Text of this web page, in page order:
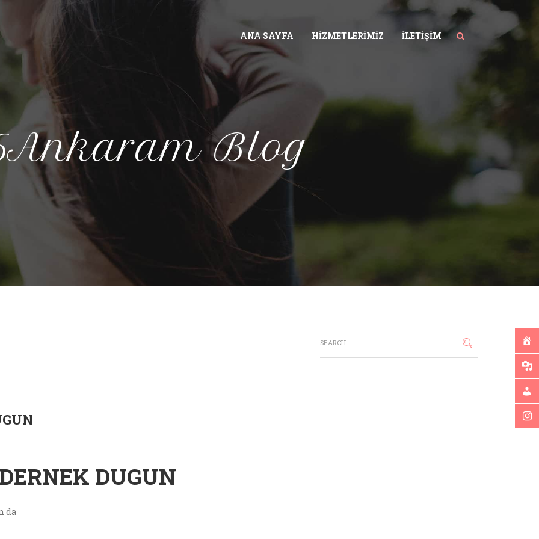
ANA SAYFA HIZMETLERIMIZ İLETIŞIM
Blog
DUGUN
da